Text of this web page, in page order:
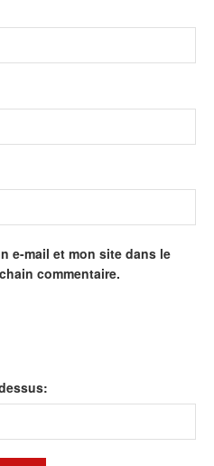
e-mail et mon site dans le
commentaire.